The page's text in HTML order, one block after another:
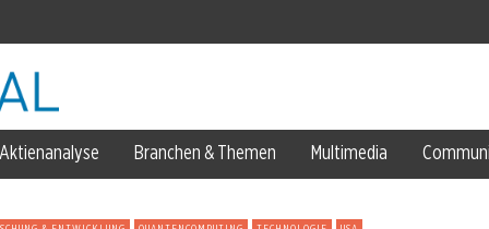
Aktienanalyse Branchen & Themen Multimedia